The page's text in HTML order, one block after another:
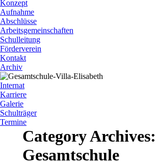
Konzept
Aufnahme
Abschlüsse
Arbeitsgemeinschaften
Schulleitung
Förderverein
Kontakt
Archiv
Internat
Karriere
Galerie
Schulträger
Termine
Category Archives:
Gesamtschule